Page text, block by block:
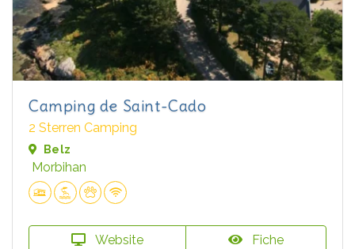
Camping de Saint-Cado
2 Sterren Camping
Belz
Morbihan
Website Fiche